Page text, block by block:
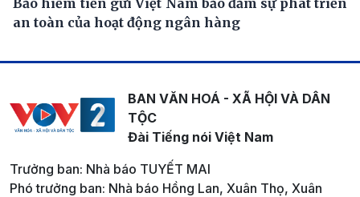
an toàn của hoạt động ngân hàng
BAN VĂN HOÁ - XÃ HỘI VÀ DÂN
TỘC
Đài Tiếng nói Việt Nam
Trưởng ban: Nhà báo TUYẾT MAI
Phó trưởng ban: Nhà báo Hồng Lan, Xuân Thọ, Xuân